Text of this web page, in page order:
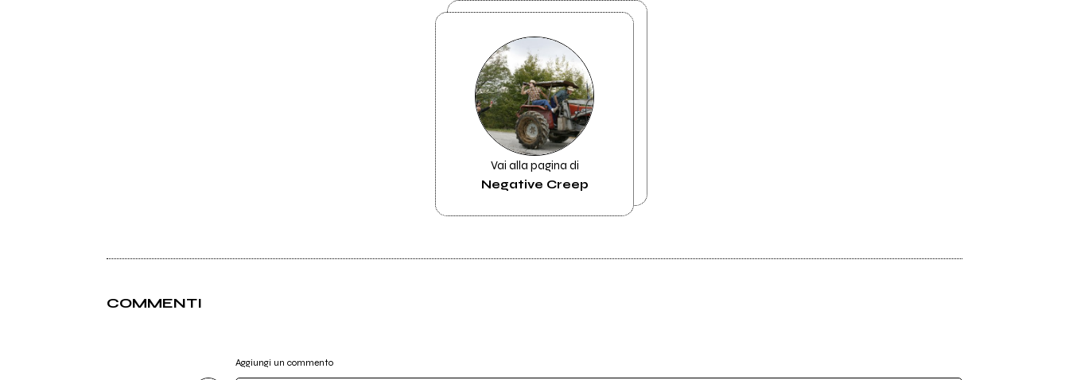
Vai alla pagina di
Negative Creep
COMMENTI
Aggiungi un commento